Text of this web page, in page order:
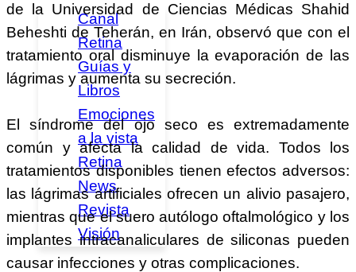
Canal
Retina
Guías y
Libros
Emociones
a la vista
Retina
News
Revista
Visión
de la Universidad de Ciencias Médicas Shahid
Beheshti de Teherán, en Irán, observó que con el
tratamiento oral disminuye la evaporación de las
lágrimas y aumenta su secreción.
El síndrome del ojo seco es extremadamente
común y afecta la calidad de vida. Todos los
tratamientos disponibles tienen efectos adversos:
las lágrimas artificiales ofrecen un alivio pasajero,
mientras que el suero autólogo oftalmológico y los
implantes intracanaliculares de siliconas pueden
causar infecciones y otras complicaciones.